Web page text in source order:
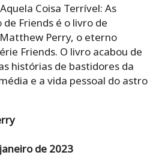
Coisa Terrível: As
Friends é o livro de
Perry, o eterno
Friends. O livro acabou de
histórias de bastidores da
e a vida pessoal do astro
de 2023